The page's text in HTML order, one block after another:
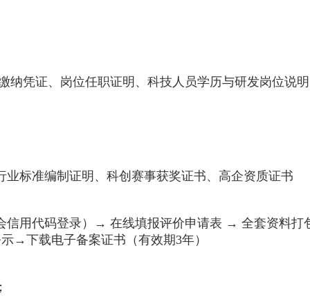
纳凭证、岗位任职证明、科技人员学历与研发岗位说明
标准编制证明、科创赛事获奖证书、高企资质证书
信用代码登录）→ 在线填报评价申请表 → 全套资料打
下载电子备案证书（有效期3年）